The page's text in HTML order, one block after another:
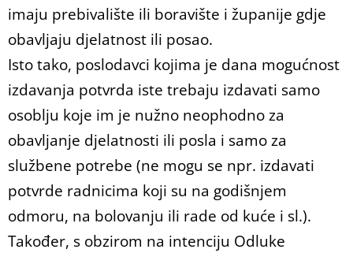
imaju prebivalište ili boravište i županije gdje
obavljaju djelatnost ili posao.
Isto tako, poslodavci kojima je dana mogućnost
izdavanja potvrda iste trebaju izdavati samo
osoblju koje im je nužno neophodno za
obavljanje djelatnosti ili posla i samo za
službene potrebe (ne mogu se npr. izdavati
potvrde radnicima koji su na godišnjem
odmoru, na bolovanju ili rade od kuće i sl.).
Također, s obzirom na intenciju Odluke